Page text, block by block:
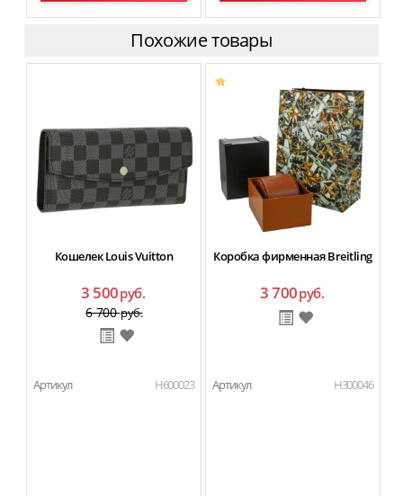
Похожие товары
Кошелек Louis Vuitton
3 500руб.
6 700руб.
Артикул H600023
Коробка фирменная Breitling
3 700руб.
Артикул H300046